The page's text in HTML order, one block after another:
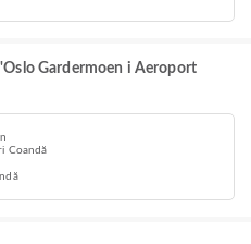
Gardermoen i Aeroport
Coandă